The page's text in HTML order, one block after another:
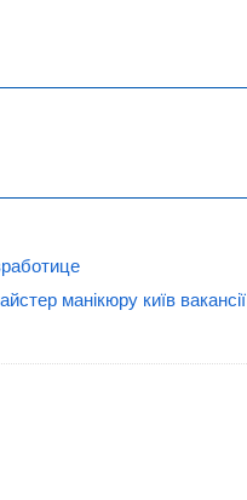
манікюру київ вакансії